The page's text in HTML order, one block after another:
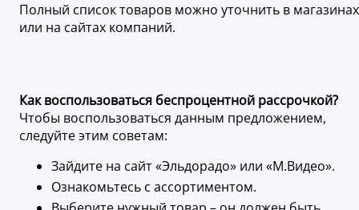
Полный список товаров можно уточнить в магазинах
или на сайтах компаний.
Как воспользоваться беспроцентной рассрочкой?
Чтобы воспользоваться данным предложением,
следуйте этим советам:
Зайдите на сайт «Эльдорадо» или «М.Видео».
Ознакомьтесь с ассортиментом.